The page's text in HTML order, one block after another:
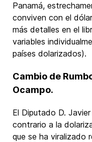
Panamá,
conviven con el
más detalles en el
variables
países dolarizados).
Cambio de
Ocampo.
El Diputado D.
contrario a la
que se ha viralizado